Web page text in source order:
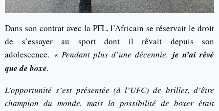
Dans son contrat avec la PFL, l’Africain se réservait le droit
de s’essayer au sport dont il rêvait depuis son
adolescence. « Pendant plus d’une décennie, je n’ai rêvé
que de boxe.
L’opportunité s’est présentée (à l’UFC) de briller, d’être
champion du monde, mais la possibilité de boxer était